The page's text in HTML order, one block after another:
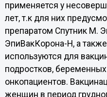
применяется у
лет, т.к для них
препаратом Спутник M.
ЭпиВакКорона-Н, а
используются для
подростков,
онкопациентов.
женщин в период